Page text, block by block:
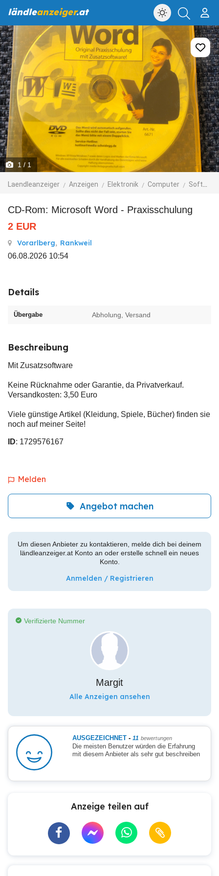
ländleanzeiger.at
1 / 1
Laendleanzeiger Anzeigen Elektronik Computer Software
CD-Rom: Microsoft Word - Praxisschulung
2 EUR
Vorarlberg, Rankweil
06.08.2026 10:54
Details
Übergabe Abholung, Versand
Beschreibung
Mit Zusatzsoftware
Keine Rücknahme oder Garantie, da Privatverkauf.
Versandkosten: 3,50 Euro
Viele günstige Artikel (Kleidung, Spiele, Bücher) finden sie
noch auf meiner Seite!
ID: 1729576167
Melden
Angebot machen
Um diesen Anbieter zu kontaktieren, melde dich bei deinem
ländleanzeiger.at Konto an oder erstelle schnell ein neues
Konto.
Anmelden / Registrieren
Verifizierte Nummer
Margit
Alle Anzeigen ansehen
AUSGEZEICHNET - 11 bewertungen
Die meisten Benutzer würden die Erfahrung
mit diesem Anbieter als sehr gut beschreiben
Anzeige teilen auf